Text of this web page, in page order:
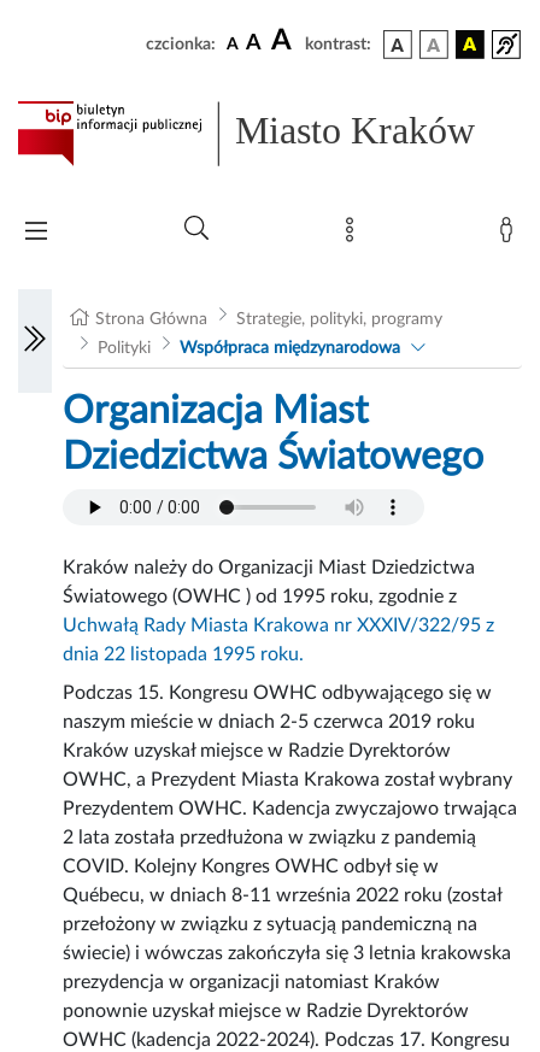
czcionka: A A A kontrast:
Miasto Kraków
Strona Główna
Strategie, polityki, programy
Polityki
Współpraca międzynarodowa
Organizacja Miast
Dziedzictwa Światowego
Kraków należy do Organizacji Miast Dziedzictwa
Światowego (OWHC ) od 1995 roku, zgodnie z
Uchwałą Rady Miasta Krakowa nr XXXIV/322/95 z
dnia 22 listopada 1995 roku.
Podczas 15. Kongresu OWHC odbywającego się w
naszym mieście w dniach 2-5 czerwca 2019 roku
Kraków uzyskał miejsce w Radzie Dyrektorów
OWHC, a Prezydent Miasta Krakowa został wybrany
Prezydentem OWHC. Kadencja zwyczajowo trwająca
2 lata została przedłużona w związku z pandemią
COVID. Kolejny Kongres OWHC odbył się w
Québecu, w dniach 8-11 września 2022 roku (został
przełożony w związku z sytuacją pandemiczną na
świecie) i wówczas zakończyła się 3 letnia krakowska
prezydencja w organizacji natomiast Kraków
ponownie uzyskał miejsce w Radzie Dyrektorów
OWHC (kadencja 2022-2024). Podczas 17. Kongresu